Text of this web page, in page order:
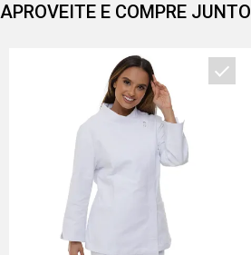
APROVEITE E COMPRE JUNTO